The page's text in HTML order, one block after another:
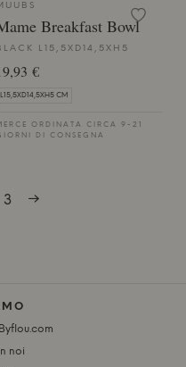
Breakfast Bowl
L15,5XD14,5XH5
€
L15,5XD14,5XH5 CM
ORDINATA CIRCA 9-21
DI CONSEGNA
3
noi